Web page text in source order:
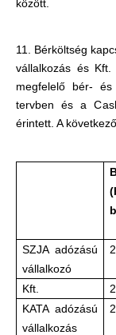
között.
11. Bérköltség
vállalkozás és
megfelelő bér- és
tervben és a
érintett. A
SZJA adózású
vállalkozó
Kft.
KATA adózású
vállalkozás